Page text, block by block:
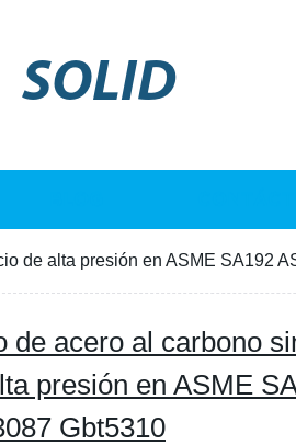
SOLID
de alta presión en ASME SA192
de acero al carbono
presión en ASME
Gbt5310